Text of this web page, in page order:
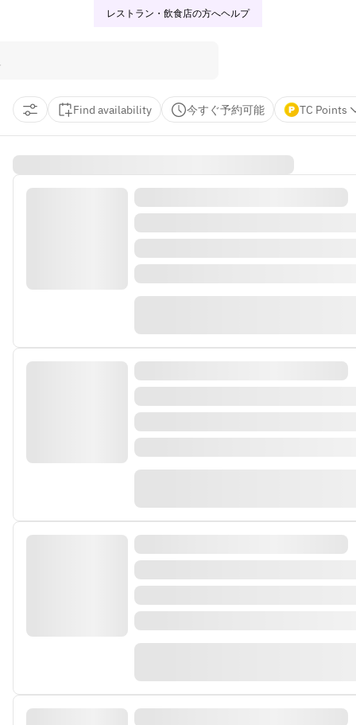
レストラン・飲食店の方へヘルプ
Find availability 今すぐ予約可能 TC Points